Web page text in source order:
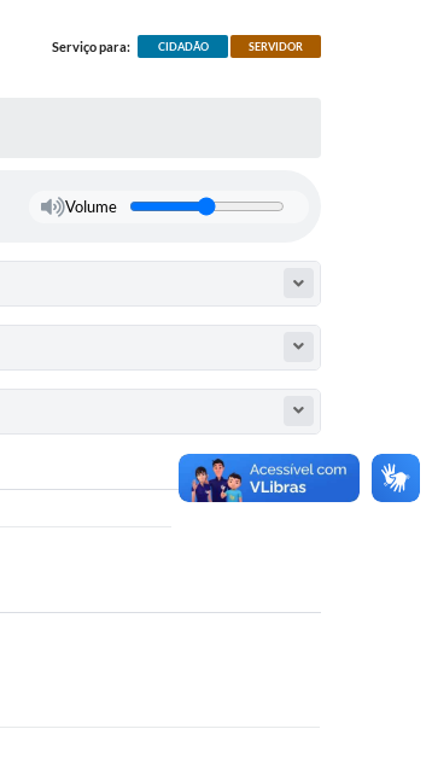
Serviço para: CIDADÃO SERVIDOR
Volume